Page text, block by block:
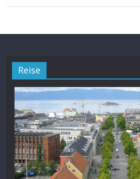
Reise